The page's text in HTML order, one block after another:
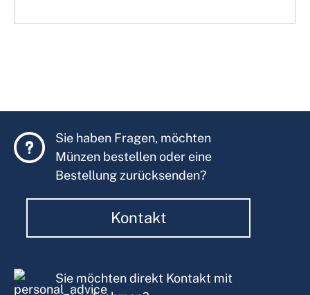
Sie haben Fragen, möchten
Münzen bestellen oder eine
Bestellung zurücksenden?
Kontakt
Sie möchten direkt Kontakt mit